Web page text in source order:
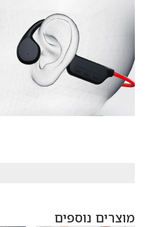
מוצרים נוספים